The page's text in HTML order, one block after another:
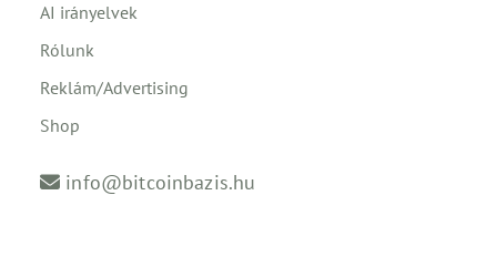
AI irányelvek
Rólunk
Reklám/Advertising
Shop
info@bitcoinbazis.hu